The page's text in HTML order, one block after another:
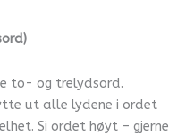
to- og trelydsord.
ut alle lydene i ordet
Si ordet høyt – gjerne